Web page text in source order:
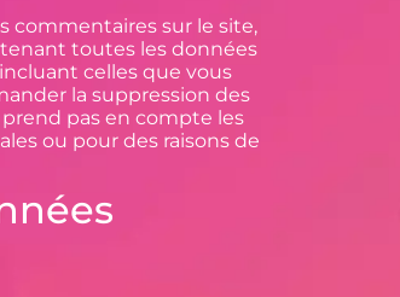
commentaires sur le site,
toutes les données
celles que vous
la suppression des
pas en compte les
ou pour des raisons de